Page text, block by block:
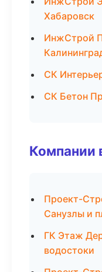
Хабаровск
ИнжСтрой
СК
СК Бетон
Компании
Проект-
Санузлы и
ГК Этаж
водостоки